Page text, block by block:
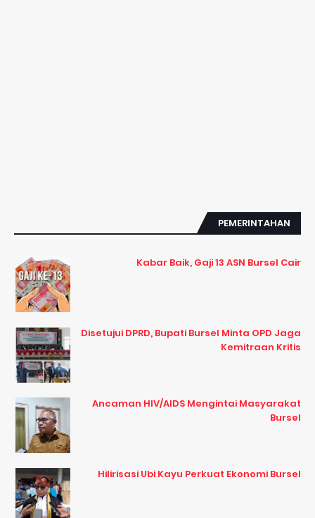
PEMERINTAHAN
Kabar Baik, Gaji 13 ASN Bursel Cair
Disetujui DPRD, Bupati Bursel Minta OPD Jaga
Kemitraan Kritis
Ancaman HIV/AIDS Mengintai Masyarakat
Bursel
Hilirisasi Ubi Kayu Perkuat Ekonomi Bursel